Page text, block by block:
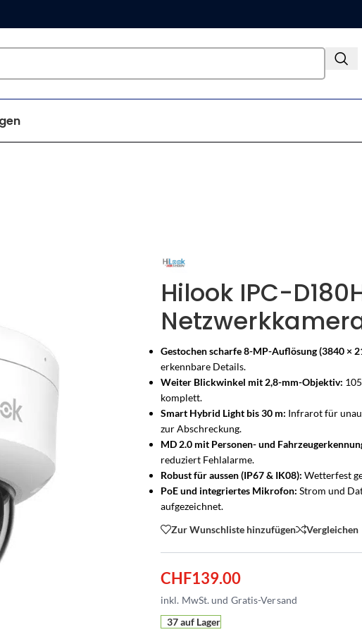
& ZUBEHÖR
abgestimmt
die Uhr
Ihr Kamerasystem – sauber
geplant
Sagen Sie uns, was Sie überwachen möchten –
RATGEBER & LÖSUNGEN
Wer klingelt? Sehen Sie
sofort.
Video-Türsprechanlage fürs Zuhause
SETS
Zuhause
startklar
MELDER & ZUBEHÖR
Bewegungsmelder
erkennt Eindringlinge sofort
Tür- & Fensterkontakte
Alarm beim Öffnen
Ihrem
PRIVAT & WOHNEN GEWERBE & ÖFFENTLICH
Gewerbe & Industrie
KMU, Retail, Lager & Produktion
Gastronomie & Hotellerie
Restaurant, Bar & Hotel
Hilook IPC-
Gestochen scharfe 8-MP-Auflösung (3840 ×
erkennbare Details.
Weiter Blickwinkel mit 2,8-mm-Objektiv:
komplett.
Smart Hybrid Light bis 30 m: Infrarot für
zur Abschreckung.
MD 2.0 mit Personen- und
reduziert Fehlalarme.
Robust für aussen (IP67 & IK08): Wetterfest
PoE und integriertes Mikrofon: Strom und
aufgezeichnet.
Zur Wunschliste hinzufügen
Vergleichen
CHF139.00
37 auf Lager